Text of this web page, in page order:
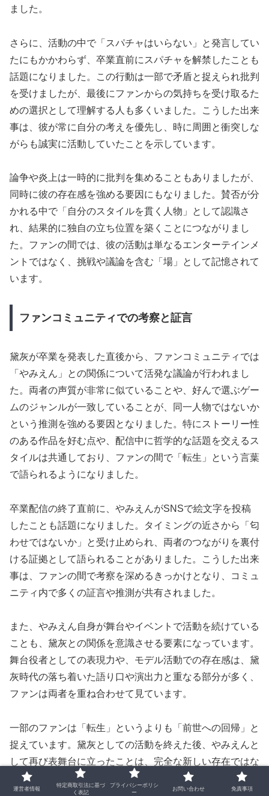
ました。
さらに、活動の中で「スパチャはいらない」と発言してい
たにもかかわらず、卒業直前にスパチャを解禁したことも
話題になりました。この行動は一部で矛盾と捉えられ批判
を受けましたが、最後にファンからの気持ちを受け取るた
めの選択として理解する人も多くいました。こうした出来
事は、彼が常に自分の考えを優先し、時に周囲と衝突しな
がらも誠実に活動していたことを示しています。
論争や炎上は一時的に批判を集めることもありましたが、
同時に彼の存在感を強める要因にもなりました。賛否が分
かれる中で「自分のスタイルを貫く人物」として認識さ
れ、結果的に独自の立ち位置を築くことにつながりまし
た。ファンの間では、彼の活動は単なるエンターテインメ
ントではなく、挑戦や議論を含む「場」として記憶されて
います。
ファンコミュニティでの考察と証言
黛灰が卒業を発表した直後から、ファンコミュニティでは
「やみえん」との関係について活発な議論が行われまし
た。両者の声質が非常に似ていることや、好んで選ぶゲー
ムのジャンルが一致していることが、同一人物ではないか
という推測を強める要因となりました。特にストーリー性
のある作品を好む点や、配信中に哲学的な話題を交えるス
タイルは共通しており、ファンの間で「転生」という言葉
で語られるようになりました。
卒業配信の終了直前に、やみえんがSNSで絵文字を投稿
したことも話題になりました。タイミングの近さから「匂
わせではないか」と受け止められ、両者のつながりを裏付
ける証拠として語られることがありました。こうした出来
事は、ファンの間で考察を深めるきっかけとなり、コミュ
ニティ内で多くの証言や推測が共有されました。
また、やみえん自身が舞台やイベントで活動を続けている
ことも、黛灰との関係を意識させる要素になっています。
舞台役者としての表現力や、モデル活動での存在感は、黛
灰時代の落ち着いた語り口や演出力と重なる部分が多く、
ファンは両者を重ね合わせて見ています。
一部のファンは「転生」というよりも「前世への回帰」と
捉えています。黛灰としての活動を終えた後、やみえんと
して再び表舞台に立ったことは、完全な新しい存在ではな
く、過去の活動を再開した形に近いと考えられています。
運営者情報
特定商取引法に基づ
く表記
プライバシーポリシ
ー
お問い合わせ 免責事項